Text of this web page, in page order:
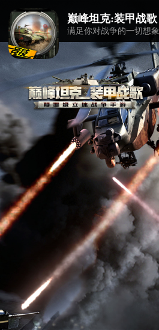
巅峰坦克:装甲战歌
满足你对战争的一切想象